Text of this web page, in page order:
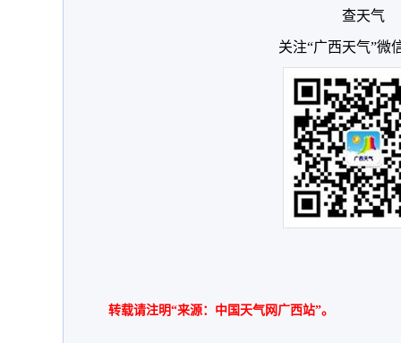
查天气
关注“广西天气”微
转载请注明“来源：中国天气网广西站”。